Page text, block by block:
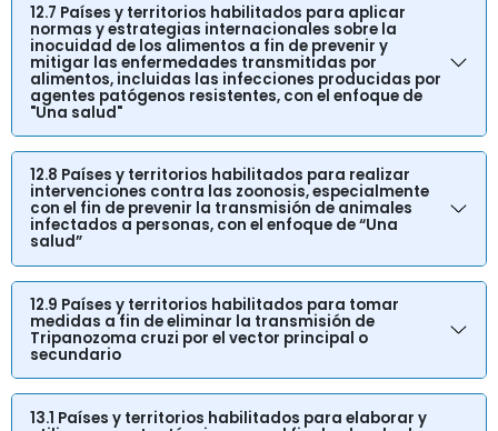
12.7 Países y territorios habilitados para aplicar
normas y estrategias internacionales sobre la
inocuidad de los alimentos a fin de prevenir y
mitigar las enfermedades transmitidas por
alimentos, incluidas las infecciones producidas por
agentes patógenos resistentes, con el enfoque de
"Una salud"
12.8 Países y territorios habilitados para realizar
intervenciones contra las zoonosis, especialmente
con el fin de prevenir la transmisión de animales
infectados a personas, con el enfoque de “Una
salud”
12.9 Países y territorios habilitados para tomar
medidas a fin de eliminar la transmisión de
Tripanozoma cruzi por el vector principal o
secundario
13.1 Países y territorios habilitados para elaborar y